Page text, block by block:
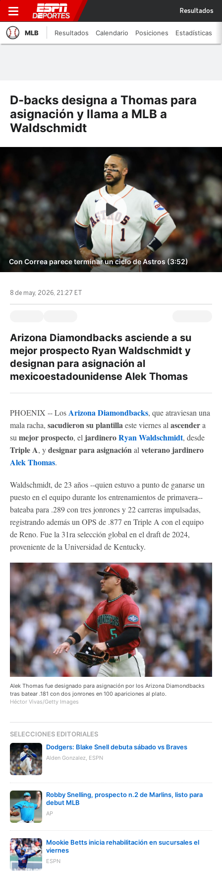
Resultados
MLB Resultados Calendario Posiciones Estadísticas
D-backs designa a Thomas para
asignación y llama a MLB a
Waldschmidt
Con Correa parece terminar un ciclo de Astros (3:52)
8 de may, 2026, 21:27 ET
Arizona Diamondbacks asciende a su
mejor prospecto Ryan Waldschmidt y
designan para asignación al
mexicoestadounidense Alek Thomas
PHOENIX -- LosArizona Diamondbacks, que atraviesan una
mala racha, sacudieron su plantillaeste viernes al ascendera
su mejor prospecto, el jardineroRyan Waldschmidt, desde
Triple A, ydesignar para asignaciónal veterano jardinero
Alek Thomas.
Waldschmidt, de 23 años --quien estuvo a punto de ganarse un
puesto en el equipo durante los entrenamientos de primavera--
bateaba para .289 con tres jonrones y 22 carreras impulsadas,
registrando además un OPS de .877 en Triple A con el equipo
de Reno. Fue la 31ra selección global en el draft de 2024,
proveniente de la Universidad de Kentucky.
Alek Thomas fue designado para asignación por los Arizona Diamondbacks
tras batear .181 con dos jonrones en 100 apariciones al plato.
Héctor Vivas/Getty Images
SELECCIONES EDITORIALES
Dodgers: Blake Snell debuta sábado vs Braves
Alden Gonzalez, ESPN
Robby Snelling, prospecto n.2 de Marlins, listo para
debut MLB
AP
Mookie Betts inicia rehabilitación en sucursales el
viernes
ESPN